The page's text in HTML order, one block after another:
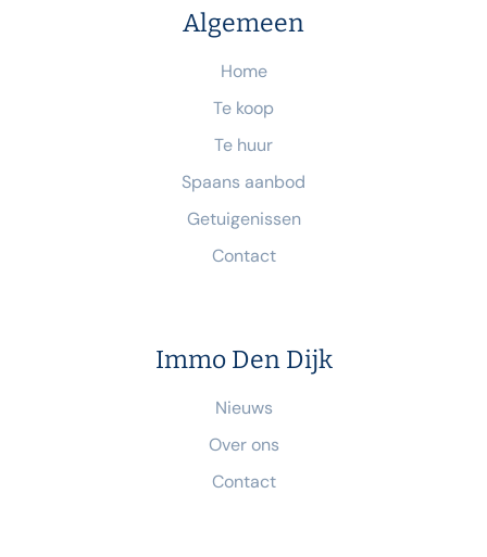
Immo Den Dijk
Nieuws
Over ons
Contact
Algemeen
Home
Te koop
Te huur
Spaans aanbod
Getuigenissen
Contact